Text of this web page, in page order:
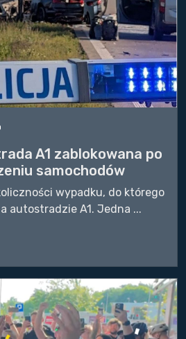
A1 zablokowana po
samochodów
wypadku, do którego
autostradzie A1. Jedna ...